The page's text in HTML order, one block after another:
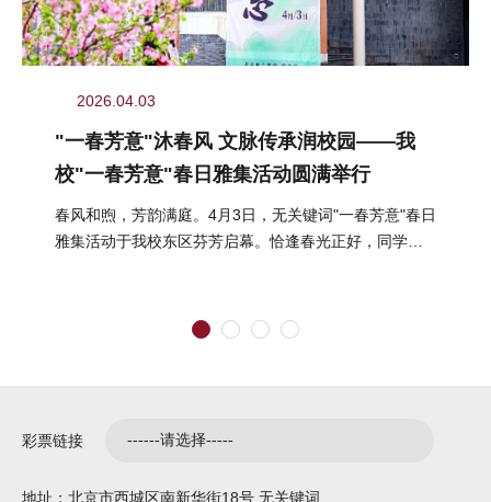
2026.04.03
"一春芳意"沐春风 文脉传承润校园——我
校"一春芳意"春日雅集活动圆满举行
春风和煦，芳韵满庭。4月3日，无关键词"一春芳意"春日
雅集活动于我校东区芬芳启幕。恰逢春光正好，同学们
彩票链接
地址：北京市西城区南新华街18号 无关键词